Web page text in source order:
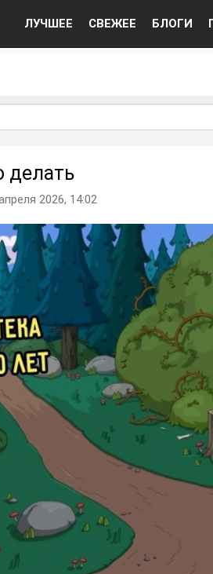
ЛУЧШЕЕ СВЕЖЕЕ БЛОГИ
делать
2026, 14:02